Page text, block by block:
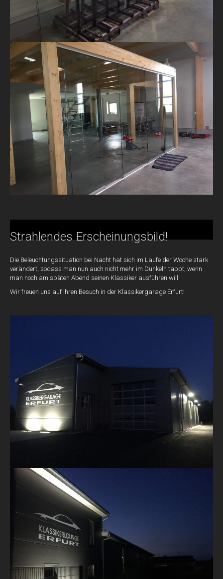
Strahlendes Erscheinungsbild!
Die Beleuchtungssituation bei Nacht hat sich im Laufe der Woche stark
verändert, sodass man nun auch nicht mehr im Dunkeln tappt, wenn
man noch am späten Abend seinen Klassiker ausführen will.
Wir freuen uns auf Ihren Besuch in der Klassikergarage Erfurt!